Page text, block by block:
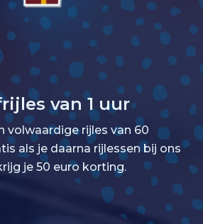
van 1 uur
volwaardige rijles van 60
als je daarna rijlessen bij ons
je 50 euro korting.